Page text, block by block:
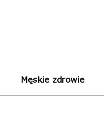
Męskie zdrowie